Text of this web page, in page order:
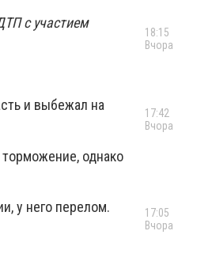
с участием
и выбежал на
однако
у него перелом.
18:15
Вчора
17:42
Вчора
17:05
Вчора